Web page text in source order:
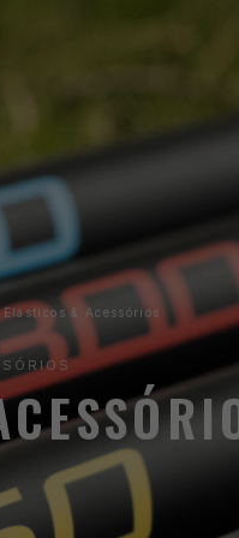
Elásticos & Acessórios